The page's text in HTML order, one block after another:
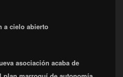
a cielo abierto
asociación acaba de